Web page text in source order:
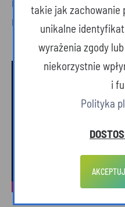
mówił marszałek
takie jak zachowanie
unikalne
wyrażenia zgody
niekorzystnie
i
Polityka